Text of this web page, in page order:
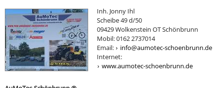
Inh. Jonny Ihl
Scheibe 49 d/50
09429 Wolkenstein OT Schönbrunn
Mobil: 0162 2737014
Email:
info@aumotec-schoenbrunn.de
Internet:
www.aumotec-schoenbrunn.de